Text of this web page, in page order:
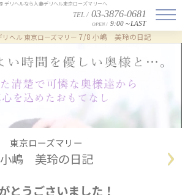
TEL / 03-3876-0681
OPEN / 9:00～LAST
デリヘルなら人妻デリヘル東京ローズマリーへ
リヘル 東京ローズマリー 7/8 小嶋 美玲の日記
東京ローズマリー
小嶋 美玲の日記
とうごさいました！